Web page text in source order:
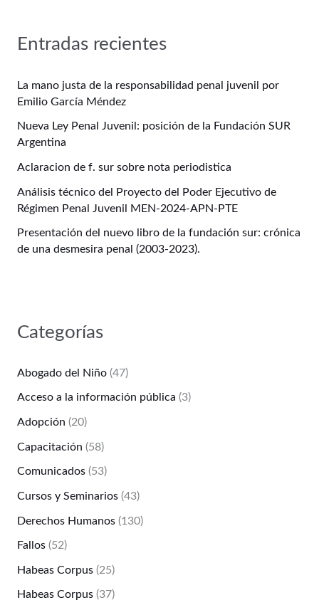
Entradas recientes
La mano justa de la responsabilidad penal juvenil por
Emilio García Méndez
Nueva Ley Penal Juvenil: posición de la Fundación SUR
Argentina
Aclaracion de f. sur sobre nota periodistica
Análisis técnico del Proyecto del Poder Ejecutivo de
Régimen Penal Juvenil MEN-2024-APN-PTE
Presentación del nuevo libro de la fundación sur: crónica
de una desmesira penal (2003-2023).
Categorías
Abogado del Niño(47)
Acceso a la información pública (3)
Adopción (20)
Capacitación (58)
Comunicados(53)
Cursos y Seminarios(43)
Derechos Humanos(130)
Fallos(52)
Habeas Corpus(25)
Habeas Corpus(37)